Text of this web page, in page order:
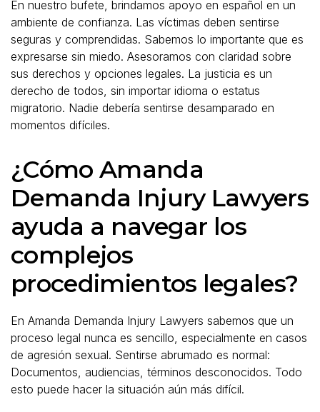
En nuestro bufete, brindamos apoyo en español en un
ambiente de confianza. Las víctimas deben sentirse
seguras y comprendidas. Sabemos lo importante que es
expresarse sin miedo. Asesoramos con claridad sobre
sus derechos y opciones legales. La justicia es un
derecho de todos, sin importar idioma o estatus
migratorio. Nadie debería sentirse desamparado en
momentos difíciles.
¿Cómo Amanda
Demanda Injury Lawyers
ayuda a navegar los
complejos
procedimientos legales?
En Amanda Demanda Injury Lawyers sabemos que un
proceso legal nunca es sencillo, especialmente en casos
de agresión sexual. Sentirse abrumado es normal:
Documentos, audiencias, términos desconocidos. Todo
esto puede hacer la situación aún más difícil.